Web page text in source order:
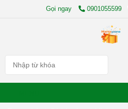
Gọi ngay 0901055599